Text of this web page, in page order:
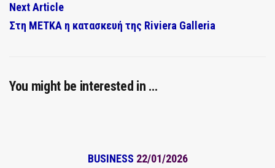
Next Article
Στη ΜΕΤΚΑ η κατασκευή της Riviera Galleria
You might be interested in …
BUSINESS 22/01/2026